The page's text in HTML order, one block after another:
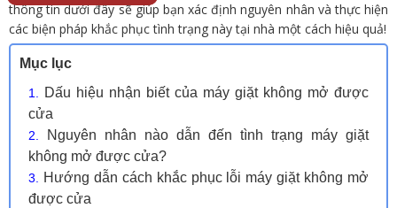
thông tin dưới đây sẽ giúp bạn xác định nguyên nhân và thực hiện
các biện pháp khắc phục tình trạng này tại nhà một cách hiệu quả!
Mục lục
Dấu hiệu nhận biết của máy giặt không mở được
cửa
Nguyên nhân nào dẫn đến tình trạng máy giặt
không mở được cửa?
Hướng dẫn cách khắc phục lỗi máy giặt không mở
được cửa